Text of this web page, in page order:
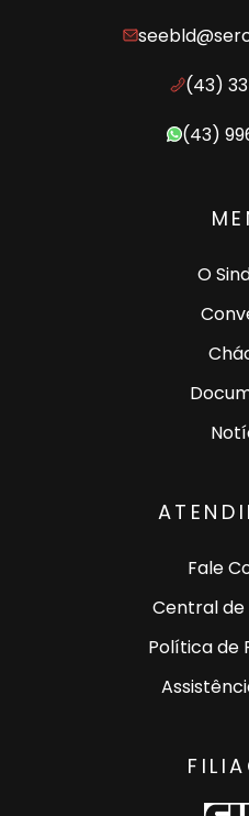
(43)
(43)
O
Fale
Central de
Política de